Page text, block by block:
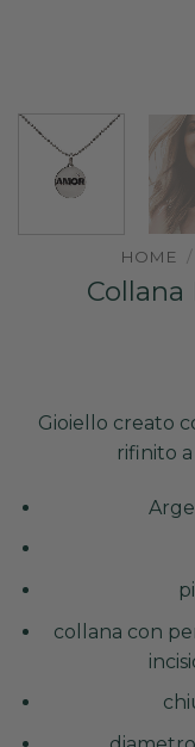
HOME /
Gioiello creato
rifinito
collana con